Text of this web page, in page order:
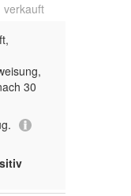
verkauft
30